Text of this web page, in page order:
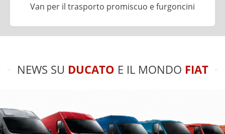
Van per il trasporto promiscuo e furgoncini
NEWS SU DUCATO E IL MONDO FIAT